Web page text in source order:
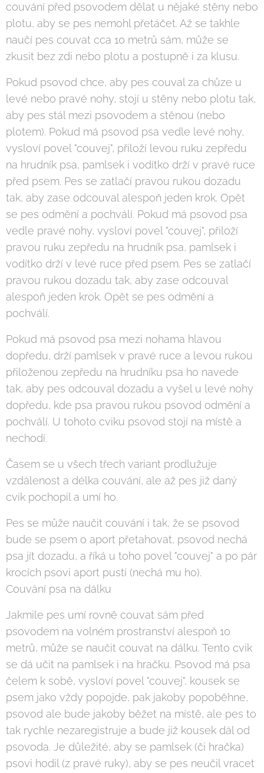
couvání před psovodem dělat u nějaké stěny nebo
plotu, aby se pes nemohl přetáčet. Až se takhle
naučí pes couvat cca 10 metrů sám, může se
zkusit bez zdi nebo plotu a postupně i za klusu.
Pokud psovod chce, aby pes couval za chůze u
levé nebo pravé nohy, stojí u stěny nebo plotu tak,
aby pes stál mezi psovodem a stěnou (nebo
plotem). Pokud má psovod psa vedle levé nohy,
vysloví povel "couvej", přiloží levou ruku zepředu
na hrudník psa, pamlsek i vodítko drží v pravé ruce
před psem. Pes se zatlačí pravou rukou dozadu
tak, aby zase odcouval alespoň jeden krok. Opět
se pes odmění a pochválí. Pokud má psovod psa
vedle pravé nohy, vysloví povel "couvej", přiloží
pravou ruku zepředu na hrudník psa, pamlsek i
vodítko drží v levé ruce před psem. Pes se zatlačí
pravou rukou dozadu tak, aby zase odcouval
alespoň jeden krok. Opět se pes odmění a
pochválí.
Pokud má psovod psa mezi nohama hlavou
dopředu, drží pamlsek v pravé ruce a levou rukou
přiloženou zepředu na hrudníku psa ho navede
tak, aby pes odcouval dozadu a vyšel u levé nohy
dopředu, kde psa pravou rukou psovod odmění a
pochválí. U tohoto cviku psovod stojí na místě a
nechodí.
Časem se u všech třech variant prodlužuje
vzdálenost a délka couvání, ale až pes již daný
cvik pochopil a umí ho.
Pes se může naučit couvání i tak, že se psovod
bude se psem o aport přetahovat, psovod nechá
psa jít dozadu, a říká u toho povel "couvej" a po pár
krocích psovi aport pustí (nechá mu ho).
Couvání psa na dálku
Jakmile pes umí rovně couvat sám před
psovodem na volném prostranství alespoň 10
metrů, může se naučit couvat na dálku. Tento cvik
se dá učit na pamlsek i na hračku. Psovod má psa
čelem k sobě, vysloví povel "couvej", kousek se
psem jako vždy popojde, pak jakoby popoběhne,
psovod ale bude jakoby běžet na místě, ale pes to
tak rychle nezaregistruje a bude již kousek dál od
psovoda. Je důležité, aby se pamlsek (či hračka)
psovi hodil (z pravé ruky), aby se pes neučil vracet